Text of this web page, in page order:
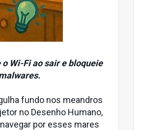
Wi-Fi ao sair e bloqueie
fundo nos meandros
no Desenho Humano,
por esses mares